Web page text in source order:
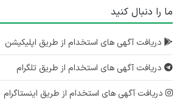
ما را دنبال کنید
دریافت آگهی های استخدام از طریق اپلیکیشن
دریافت آگهی های استخدام از طریق تلگرام
دریافت آگهی های استخدام از طریق اینستاگرام